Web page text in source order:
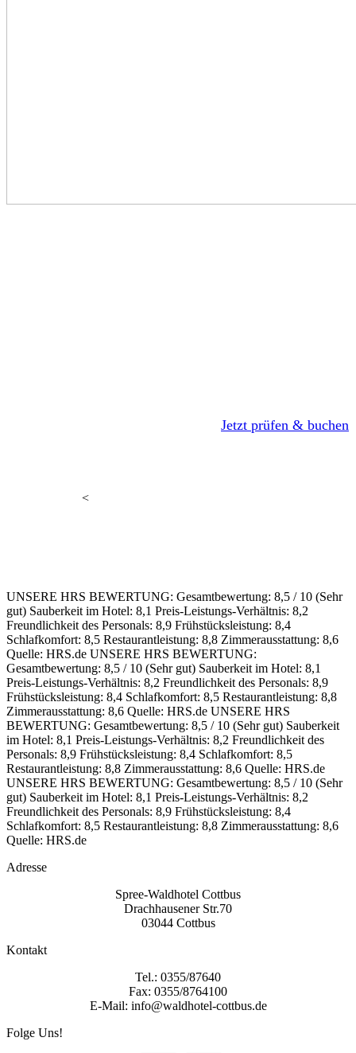
<
Jetzt prüfen & buchen
UNSERE HRS BEWERTUNG: Gesamtbewertung: 8,5 / 10 (Sehr
gut) Sauberkeit im Hotel: 8,1 Preis-Leistungs-Verhältnis: 8,2
Freundlichkeit des Personals: 8,9 Frühstücksleistung: 8,4
Schlafkomfort: 8,5 Restaurantleistung: 8,8 Zimmerausstattung: 8,6
Quelle: HRS.de UNSERE HRS BEWERTUNG:
Gesamtbewertung: 8,5 / 10 (Sehr gut) Sauberkeit im Hotel: 8,1
Preis-Leistungs-Verhältnis: 8,2 Freundlichkeit des Personals: 8,9
Frühstücksleistung: 8,4 Schlafkomfort: 8,5 Restaurantleistung: 8,8
Zimmerausstattung: 8,6 Quelle: HRS.de UNSERE HRS
BEWERTUNG: Gesamtbewertung: 8,5 / 10 (Sehr gut) Sauberkeit
im Hotel: 8,1 Preis-Leistungs-Verhältnis: 8,2 Freundlichkeit des
Personals: 8,9 Frühstücksleistung: 8,4 Schlafkomfort: 8,5
Restaurantleistung: 8,8 Zimmerausstattung: 8,6 Quelle: HRS.de
UNSERE HRS BEWERTUNG: Gesamtbewertung: 8,5 / 10 (Sehr
gut) Sauberkeit im Hotel: 8,1 Preis-Leistungs-Verhältnis: 8,2
Freundlichkeit des Personals: 8,9 Frühstücksleistung: 8,4
Schlafkomfort: 8,5 Restaurantleistung: 8,8 Zimmerausstattung: 8,6
Quelle: HRS.de
Adresse
Spree-Waldhotel Cottbus
Drachhausener Str.70
03044 Cottbus
Kontakt
Tel.: 0355/87640
Fax: 0355/8764100
E-Mail: info@waldhotel-cottbus.de
Folge Uns!